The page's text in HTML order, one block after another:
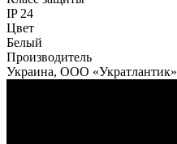
IP 24
Цвет
Белый
Производитель
Украина, ООО «Укратлантик»